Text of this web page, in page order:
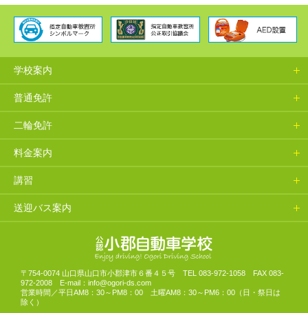
学校案内
普通免許
二輪免許
料金案内
講習
送迎バス案内
山口県小郡自動車学校
〒754-0074 山口県山口市小郡津市６番４５号 TEL 083-972-1058 FAX 083-
972-2008 E-mail：info@ogori-ds.com
営業時間／平日AM8：30～PM8：00 土曜AM8：30～PM6：00（日・祭日は
除く）